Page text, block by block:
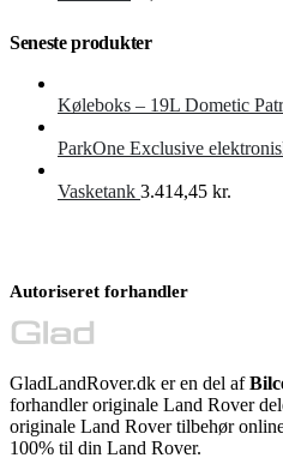
Seneste produkter
Køleboks – 19L Dometic
ParkOne Exclusive
Vasketank 3.414,45 kr.
Autoriseret forhandler
GladLandRover.dk er en del af
forhandler originale Land Rover
originale Land Rover tilbehør
100% til din Land Rover.